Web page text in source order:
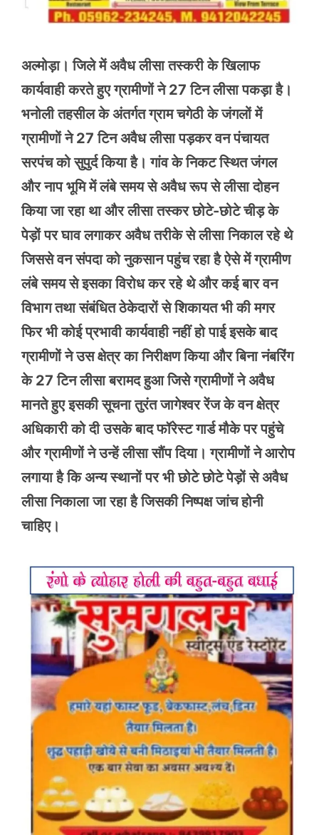
अल्मोड़ा। जिले में अवैध लीसा तस्करी के खिलाफ
कार्यवाही करते हुए ग्रामीणों ने 27 टिन लीसा पकड़ा है।
भनोली तहसील के अंतर्गत ग्राम चगेठी के जंगलों में
ग्रामीणों ने 27 टिन अवैध लीसा पड़कर वन पंचायत
सरपंच को सुपुर्द किया है। गांव के निकट स्थित जंगल
और नाप भूमि में लंबे समय से अवैध रूप से लीसा दोहन
किया जा रहा था और लीसा तस्कर छोटे-छोटे चीड़ के
पेड़ों पर घाव लगाकर अवैध तरीके से लीसा निकाल रहे थे
जिससे वन संपदा को नुकसान पहुंच रहा है ऐसे में ग्रामीण
लंबे समय से इसका विरोध कर रहे थे और कई बार वन
विभाग तथा संबंधित ठेकेदारों से शिकायत भी की मगर
फिर भी कोई प्रभावी कार्यवाही नहीं हो पाई इसके बाद
ग्रामीणों ने उस क्षेत्र का निरीक्षण किया और बिना नंबरिंग
के 27 टिन लीसा बरामद हुआ जिसे ग्रामीणों ने अवैध
मानते हुए इसकी सूचना तुरंत जागेश्वर रेंज के वन क्षेत्र
अधिकारी को दी उसके बाद फॉरेस्ट गार्ड मौके पर पहुंचे
और ग्रामीणों ने उन्हें लीसा सौंप दिया। ग्रामीणों ने आरोप
लगाया है कि अन्य स्थानों पर भी छोटे छोटे पेड़ों से अवैध
लीसा निकाला जा रहा है जिसकी निष्पक्ष जांच होनी
चाहिए।